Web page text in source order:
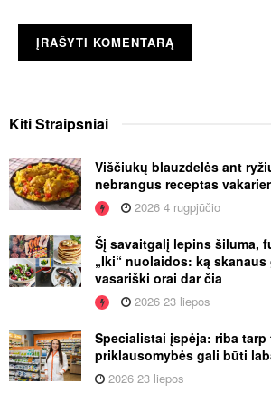
KitiStraipsniai
Viščiukų blauzdelės ant
nebrangus receptas
2026 4 rugpjūčio
Šį savaitgalį lepins šiluma,
„Iki“ nuolaidos: ką
vasariški orai dar čia
2026 23 liepos
Specialistai įspėja: riba
priklausomybės gali būti
2026 23 liepos